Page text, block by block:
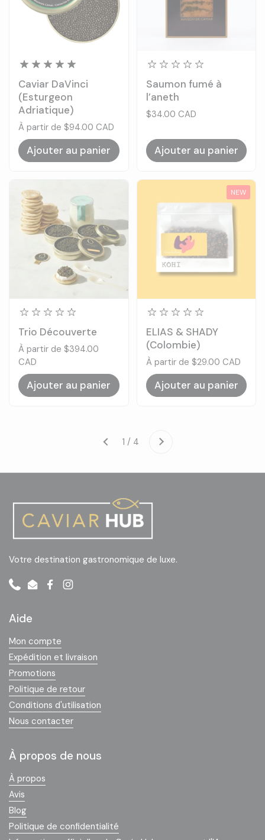
Caviar DaVinci
(Esturgeon
Adriatique)
Prix:
À partir de $94.00 CAD
Ajouter au panier
Saumon fumé à
l’aneth
Prix:
$34.00 CAD
Ajouter au panier
Trio Découverte
Prix:
À partir de $394.00
CAD
Ajouter au panier
ELIAS & SHADY
(Colombie)
Prix:
À partir de $29.00 CAD
Ajouter au panier
NEW
Précédent 1 / 4 Suivant
Votre destination gastronomique de luxe.
PhoneEmailFacebookInstagram
Aide
Mon compte
Expédition et livraison
Promotions
Politique de retour
Conditions d'utilisation
Nous contacter
À propos de nous
À propos
Avis
Blog
Politique de confidentialité